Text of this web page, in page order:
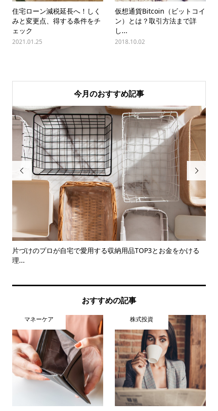
住宅ローン減税延長へ！しく
みと変更点、得する条件をチ
ェック
2021.01.25
仮想通貨Bitcoin（ビットコイ
ン）とは？取引方法まで詳
し...
2018.10.02
今月のおすすめ記事

片づけのプロが自宅で愛用する収納用品TOP3とお金をかける
理...

おすすめの記事
マネーケア 株式投資